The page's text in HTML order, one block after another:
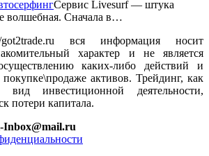
Сервис Livesurf — штука
волшебная. Сначала в…
вся информация носит
характер и не является
каких-либо действий и
активов. Трейдинг, как
инвестиционной деятельности,
потери капитала.
Inbox@mail.ru